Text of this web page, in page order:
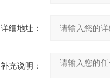
详细地址：
补充说明：